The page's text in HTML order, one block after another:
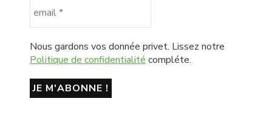
Nous gardons vos donnée privet. Lissez notre
Politique de confidentialité compléte.